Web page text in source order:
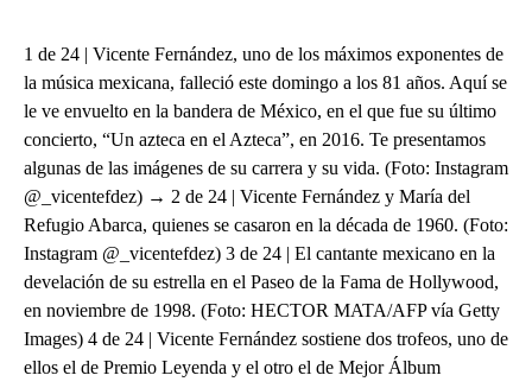
1 de 24 | Vicente Fernández, uno de los máximos exponentes de
la música mexicana, falleció este domingo a los 81 años. Aquí se
le ve envuelto en la bandera de México, en el que fue su último
concierto, “Un azteca en el Azteca”, en 2016. Te presentamos
algunas de las imágenes de su carrera y su vida. (Foto: Instagram
@_vicentefdez) → 2 de 24 | Vicente Fernández y María del
Refugio Abarca, quienes se casaron en la década de 1960. (Foto:
Instagram @_vicentefdez) 3 de 24 | El cantante mexicano en la
develación de su estrella en el Paseo de la Fama de Hollywood,
en noviembre de 1998. (Foto: HECTOR MATA/AFP vía Getty
Images) 4 de 24 | Vicente Fernández sostiene dos trofeos, uno de
ellos el de Premio Leyenda y el otro el de Mejor Álbum